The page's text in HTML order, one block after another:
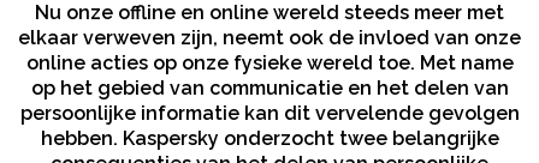
Nu onze offline en online wereld steeds meer met
elkaar verweven zijn, neemt ook de invloed van onze
online acties op onze fysieke wereld toe. Met name
op het gebied van communicatie en het delen van
persoonlijke informatie kan dit vervelende gevolgen
hebben. Kaspersky onderzocht twee belangrijke